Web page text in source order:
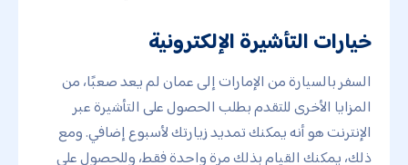
خيارات التأشيرة الإلكترونية
السفر بالسيارة من الإمارات إلى عمان لم يعد صعبًا، من
المزايا الأخرى للتقدم بطلب الحصول على التأشيرة عبر
الإنترنت هو أنه يمكنك تمديد زيارتك لأسبوع إضافي. ومع
ذلك، يمكنك القيام بذلك مرة واحدة فقط، وللحصول على